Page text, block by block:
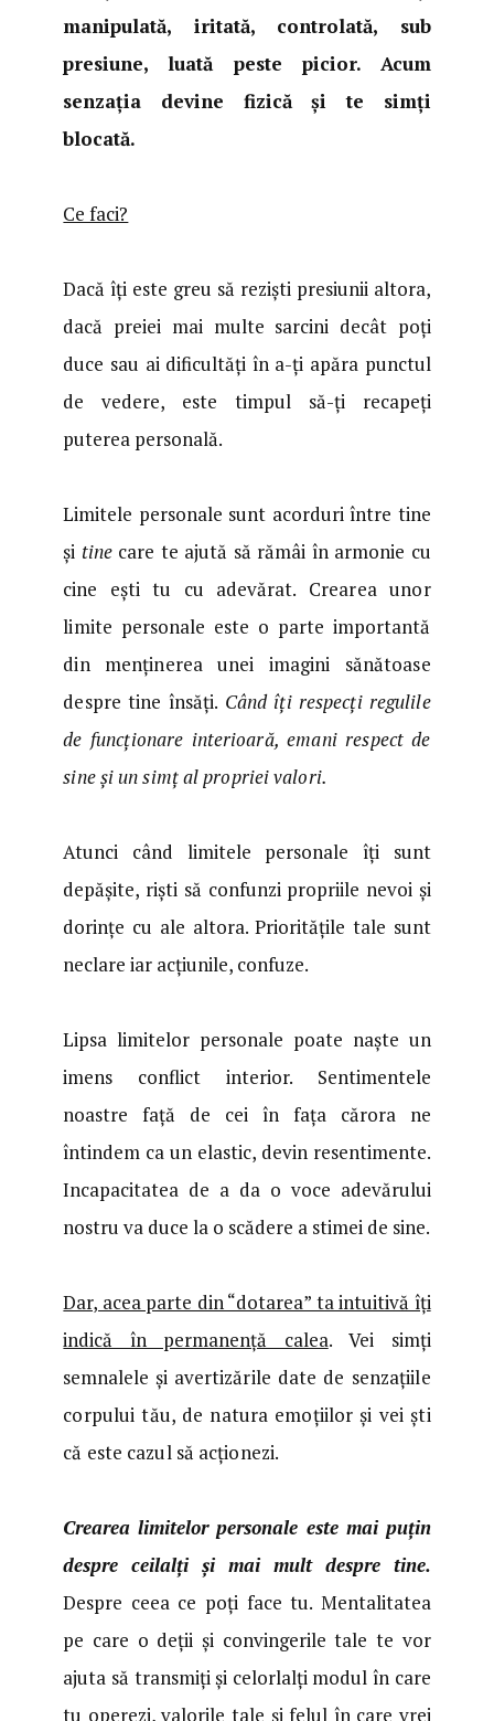
manipulată, iritată, controlată, sub
presiune, luată peste picior. Acum
senzația devine fizică și te simți
blocată.
Ce faci?
Dacă îți este greu să reziști presiunii altora,
dacă preiei mai multe sarcini decât poți
duce sau ai dificultăți în a-ți apăra punctul
de vedere, este timpul să-ți recapeți
puterea personală.
Limitele personale sunt acorduri între tine
și tinecare te ajută să rămâi în armonie cu
cine ești tu cu adevărat. Crearea unor
limite personale este o parte importantă
din menținerea unei imagini sănătoase
despre tine însăți. Când îți respecți regulile
de funcționare interioară, emani respect de
sine și un simț al propriei valori.
Atunci când limitele personale îți sunt
depășite, riști să confunzi propriile nevoi și
dorințe cu ale altora. Prioritățile tale sunt
neclare iar acțiunile, confuze.
Lipsa limitelor personale poate naște un
imens conflict interior. Sentimentele
noastre față de cei în fața cărora ne
întindem ca un elastic, devin resentimente.
Incapacitatea de a da o voce adevărului
nostru va duce la o scădere a stimei de sine.
Dar, acea parte din “dotarea” ta intuitivă îți
indică în permanență calea. Vei simți
semnalele și avertizările date de senzațiile
corpului tău, de natura emoțiilor și vei ști
că este cazul să acționezi.
Crearea limitelor personale este mai puțin
despre ceilalți și mai mult despre tine.
Despre ceea ce poți face tu. Mentalitatea
pe care o deții și convingerile tale te vor
ajuta să transmiți și celorlalți modul în care
tu operezi, valorile tale și felul în care vrei